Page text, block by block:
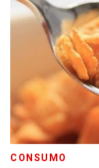
CONSUMO